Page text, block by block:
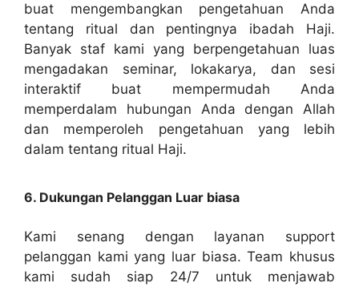
buat mengembangkan pengetahuan Anda
tentang ritual dan pentingnya ibadah Haji.
Banyak staf kami yang berpengetahuan luas
mengadakan seminar, lokakarya, dan sesi
interaktif buat mempermudah Anda
memperdalam hubungan Anda dengan Allah
dan memperoleh pengetahuan yang lebih
dalam tentang ritual Haji.
6. Dukungan Pelanggan Luar biasa
Kami senang dengan layanan support
pelanggan kami yang luar biasa. Team khusus
kami sudah siap 24/7 untuk menjawab